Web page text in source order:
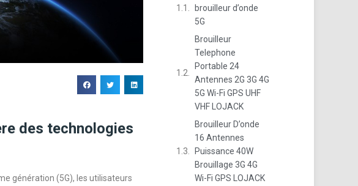
des technologies
génération (5G), les utilisateurs
brouilleur d’onde
5G
Brouilleur
Telephone
Portable 24
Antennes 2G 3G 4G
5G Wi-Fi GPS UHF
VHF LOJACK
Brouilleur D’onde
16 Antennes
Puissance 40W
Brouillage 3G 4G
Wi-Fi GPS LOJACK